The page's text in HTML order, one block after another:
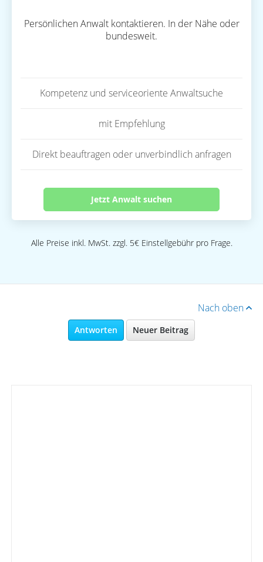
Persönlichen Anwalt kontaktieren. In der Nähe oder
bundesweit.
Kompetenz und serviceoriente Anwaltsuche
mit Empfehlung
Direkt beauftragen oder unverbindlich anfragen
Jetzt Anwalt suchen
Alle Preise inkl. MwSt. zzgl. 5€ Einstellgebühr pro Frage.
Nach oben
Antworten Neuer Beitrag